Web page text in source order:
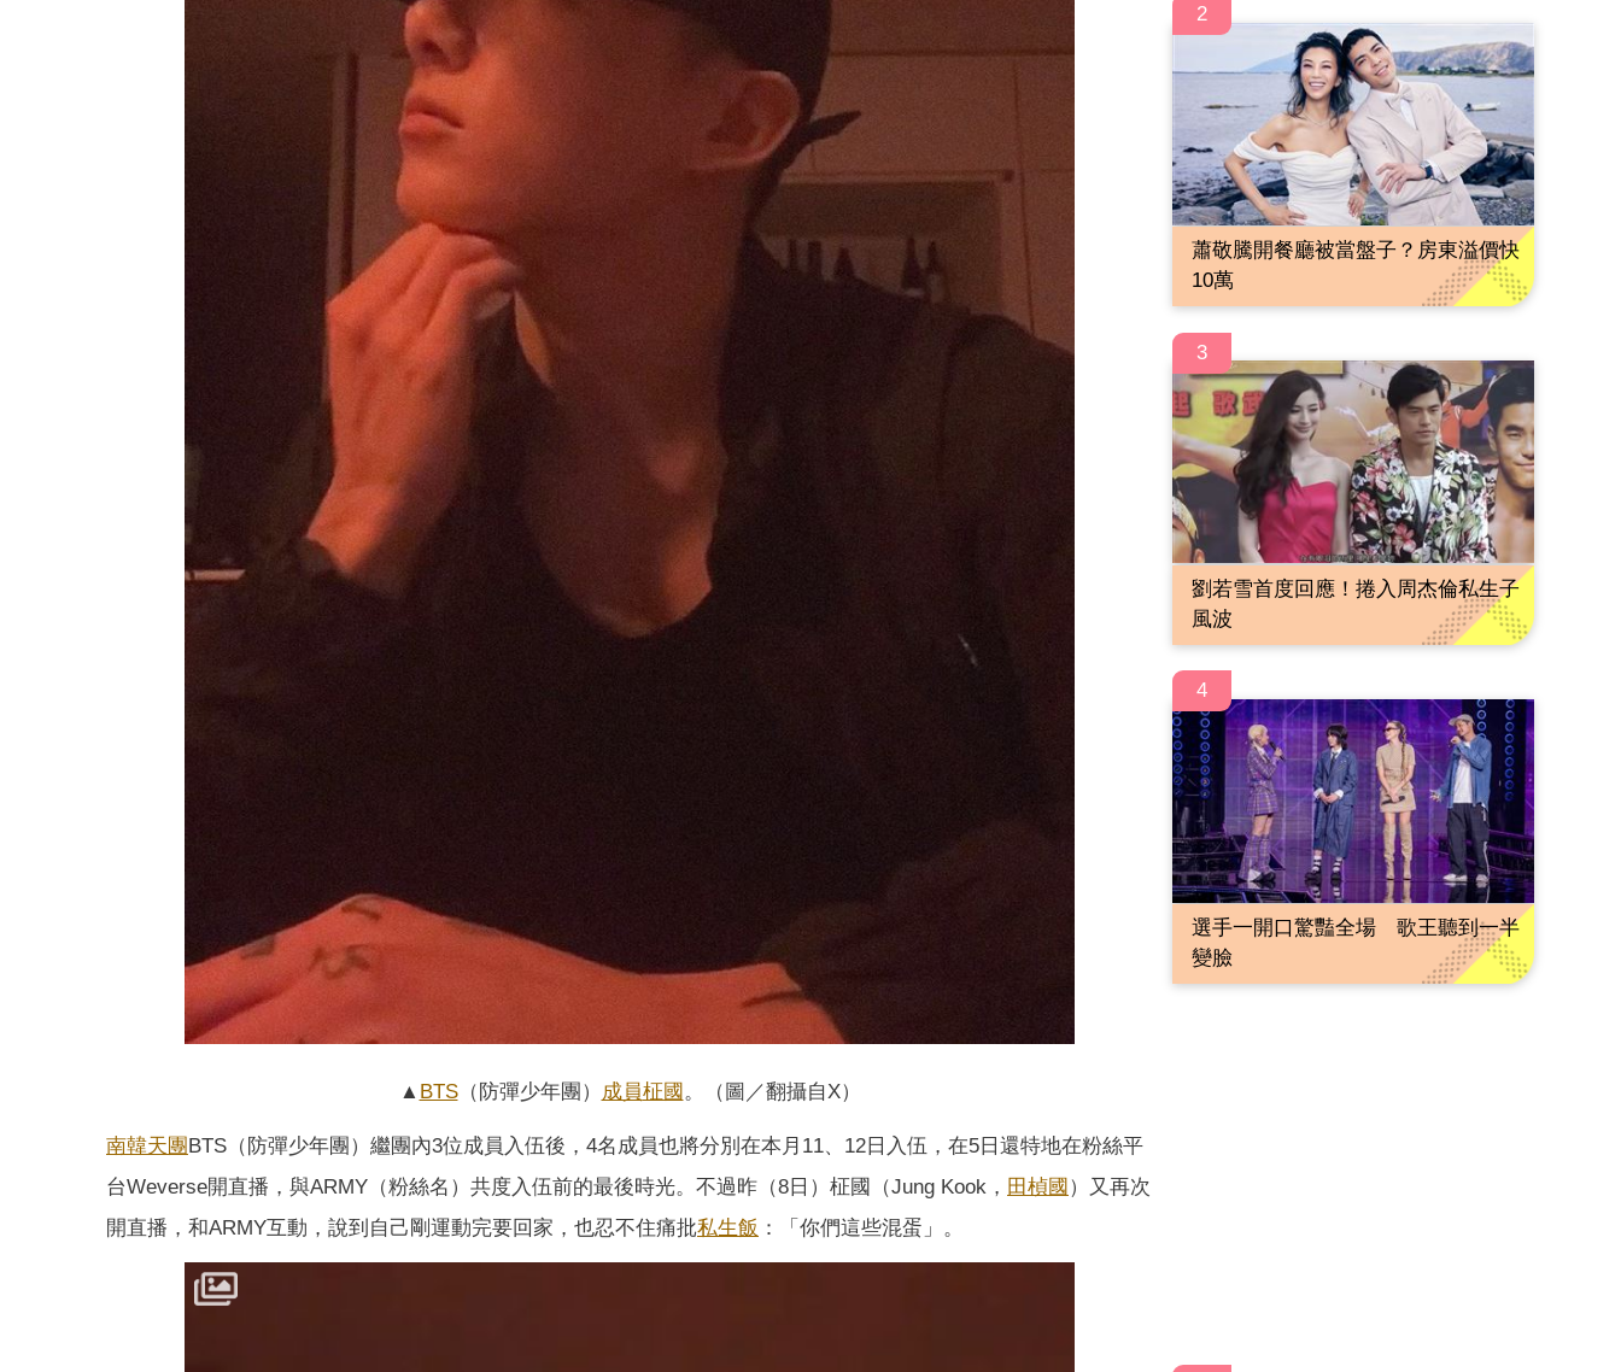
▲ BTS（防彈少年團） 成員柾國。（圖／翻攝自X）
南韓天團BTS（防彈少年團）繼團內3位成員入伍後，4名成員也將分別在本月11、12日入伍，在5日還特地在粉絲平
台Weverse開直播，與ARMY（粉絲名）共度入伍前的最後時光。不過昨（8日）柾國（Jung Kook， 田楨國 ）又再次
開直播，和ARMY互動，說到自己剛運動完要回家，也忍不住痛批私生飯 ：「你們這些混蛋」。
2
蕭敬騰開餐廳被當盤子？房東溢價快
10萬
3
劉若雪首度回應！捲入周杰倫私生子
風波
4
選手一開口驚豔全場 歌王聽到一半
變臉